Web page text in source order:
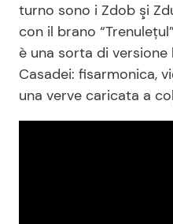
turno sono i Zdob şi
con il brano
è una sorta di versione
Casadei: fisarmonica,
una verve caricata a